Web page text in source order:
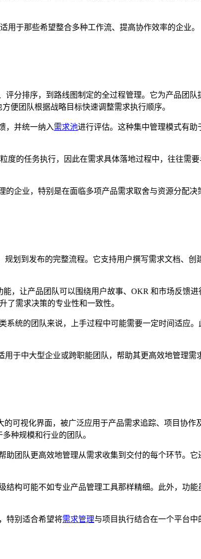
用于那些希望整合多种工作流、提高协作效率的企业。
分排序，到路线图制定的全过程管理。它为产品团
便团队根据战略目标快速调整需求执行顺序。
，并统一纳入需求池进行评估。这种集中管理模式有助
度的任务执行，因此在需求具体落地过程中，往往需
企业，特别是在面临多项产品需求取舍与资源分配决
划到发布的完整流程。它支持用户撰写需求文档、
能，让产品团队可以围绕用户故事、OKR 和市场反
了需求决策的专业性和一致性。
统的团队来说，上手过程中可能需要一定时间适应。
于中大型企业或跨职能团队，帮助其更高效地管理需
可视化界面，被广泛应用于产品需求追踪、项目协
种规模和行业的团队。
团队更高效地管理从需求收集到交付的每个环节。它
结构可能不如专业产品管理工具那样精细。此外，功
特别适合希望将需求管理与项目执行结合在一个平台中